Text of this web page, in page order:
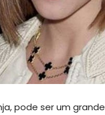
pode ser um grande